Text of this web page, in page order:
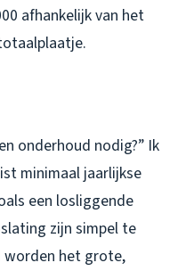
afhankelijk van het
onderhoud nodig?” Ik
minimaal jaarlijkse
een losliggende
zijn simpel te
worden het grote,